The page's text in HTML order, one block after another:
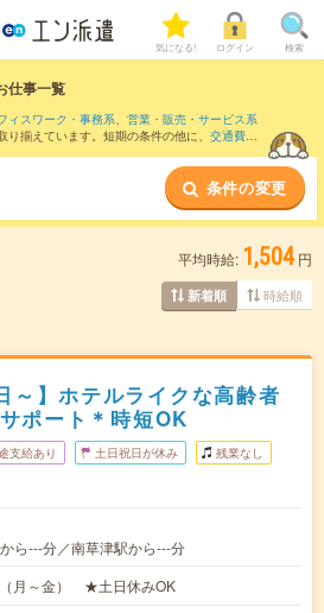
気になる! ログイン 検索
仕事一覧
ィスワーク・事務系、 営業・販売・サービス系
り揃えています。短期の条件の他に、 交通費別
条件の変更
平均時給: 1,504 円
新着順 時給順
～】ホテルライクな高齢者
ポート＊時短OK
支給あり 土日祝日が休み 残業なし
ら---分／南草津駅から---分
月～金） ★土日休みOK